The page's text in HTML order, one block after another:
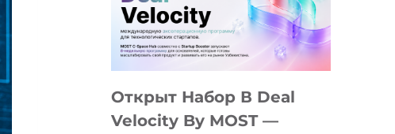
YOUTH
CAMP
ДАЛ
ПОДРОСТКАМ
БИЛЕТ
Открыт Набор В Deal
Velocity By MOST —